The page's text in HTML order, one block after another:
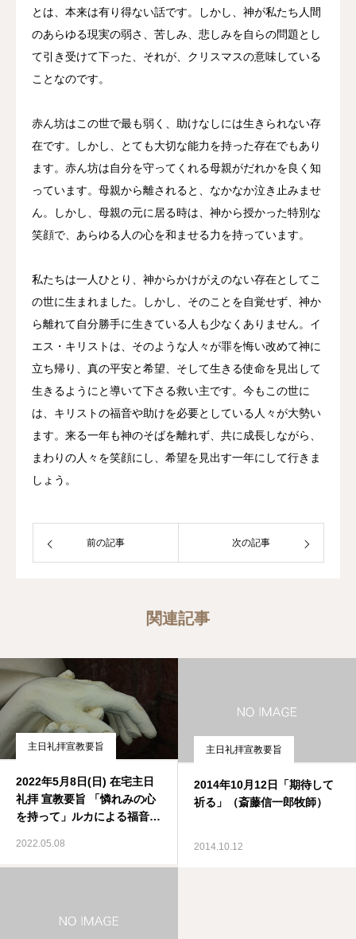
とは、本来は有り得ない話です。しかし、神が私たち人間
のあらゆる現実の弱さ、苦しみ、悲しみを自らの問題とし
て引き受けて下った、それが、クリスマスの意味している
ことなのです。
赤ん坊はこの世で最も弱く、助けなしには生きられない存
在です。しかし、とても大切な能力を持った存在でもあり
ます。赤ん坊は自分を守ってくれる母親がだれかを良く知
っています。母親から離されると、なかなか泣き止みませ
ん。しかし、母親の元に居る時は、神から授かった特別な
笑顔で、あらゆる人の心を和ませる力を持っています。
私たちは一人ひとり、神からかけがえのない存在としてこ
の世に生まれました。しかし、そのことを自覚せず、神か
ら離れて自分勝手に生きている人も少なくありません。イ
エス・キリストは、そのような人々が罪を悔い改めて神に
立ち帰り、真の平安と希望、そして生きる使命を見出して
生きるようにと導いて下さる救い主です。今もこの世に
は、キリストの福音や助けを必要としている人々が大勢い
ます。来る一年も神のそばを離れず、共に成長しながら、
まわりの人々を笑顔にし、希望を見出す一年にして行きま
しょう。
前の記事 次の記事
関連記事
主日礼拝宣教要旨
2022年5月8日(日) 在宅主日
礼拝 宣教要旨 「憐れみの心
を持って」ルカによる福音書
2022.05.08
主日礼拝宣教要旨
2014年10月12日「期待して
祈る」（斎藤信一郎牧師）
2014.10.12